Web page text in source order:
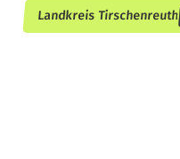
Landkreis Tirschenreuth